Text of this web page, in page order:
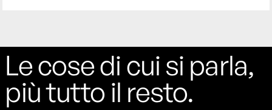
Le cose di cui si parla,
più tutto il resto.